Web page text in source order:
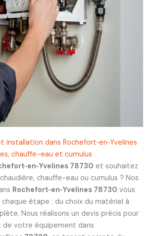
installation dans Rochefort‑en‑Yvelines
chauffe-eau et cumulus
78730 et souhaitez
chauffe-eau ou cumulus ? Nos
Rochefort‑en‑Yvelines 78730 vous
étape : du choix du matériel à
Nous réalisons un devis précis pour
de votre équipement dans